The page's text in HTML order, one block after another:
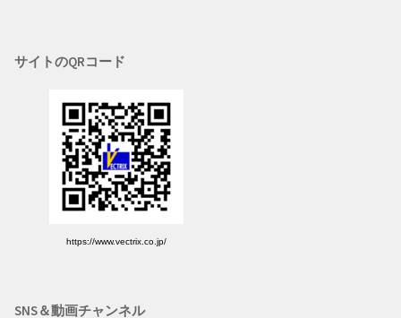
サイトのQRコード
https://www.vectrix.co.jp/
SNS＆動画チャンネル